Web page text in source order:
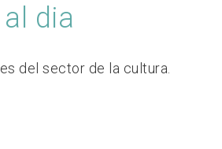
dia
del sector de la cultura.